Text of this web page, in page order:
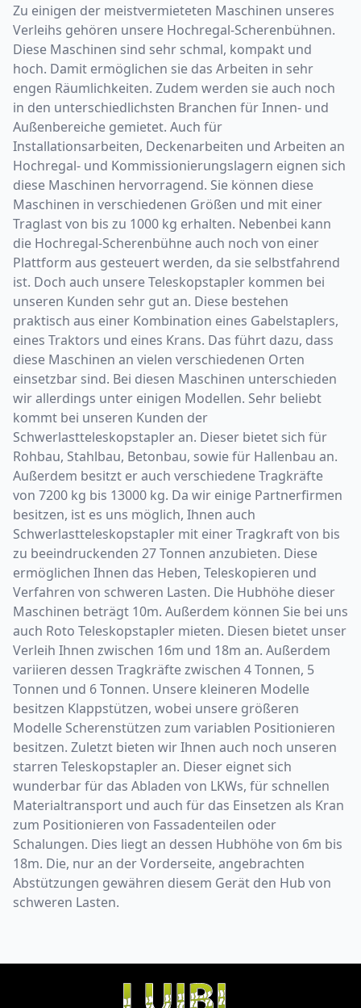
Zu einigen der meistvermieteten Maschinen unseres
Verleihs gehören unsere Hochregal-Scherenbühnen.
Diese Maschinen sind sehr schmal, kompakt und
hoch. Damit ermöglichen sie das Arbeiten in sehr
engen Räumlichkeiten. Zudem werden sie auch noch
in den unterschiedlichsten Branchen für Innen- und
Außenbereiche gemietet. Auch für
Installationsarbeiten, Deckenarbeiten und Arbeiten an
Hochregal- und Kommissionierungslagern eignen sich
diese Maschinen hervorragend. Sie können diese
Maschinen in verschiedenen Größen und mit einer
Traglast von bis zu 1000 kg erhalten. Nebenbei kann
die Hochregal-Scherenbühne auch noch von einer
Plattform aus gesteuert werden, da sie selbstfahrend
ist. Doch auch unsere Teleskopstapler kommen bei
unseren Kunden sehr gut an. Diese bestehen
praktisch aus einer Kombination eines Gabelstaplers,
eines Traktors und eines Krans. Das führt dazu, dass
diese Maschinen an vielen verschiedenen Orten
einsetzbar sind. Bei diesen Maschinen unterschieden
wir allerdings unter einigen Modellen. Sehr beliebt
kommt bei unseren Kunden der
Schwerlastteleskopstapler an. Dieser bietet sich für
Rohbau, Stahlbau, Betonbau, sowie für Hallenbau an.
Außerdem besitzt er auch verschiedene Tragkräfte
von 7200 kg bis 13000 kg. Da wir einige Partnerfirmen
besitzen, ist es uns möglich, Ihnen auch
Schwerlastteleskopstapler mit einer Tragkraft von bis
zu beeindruckenden 27 Tonnen anzubieten. Diese
ermöglichen Ihnen das Heben, Teleskopieren und
Verfahren von schweren Lasten. Die Hubhöhe dieser
Maschinen beträgt 10m. Außerdem können Sie bei uns
auch Roto Teleskopstapler mieten. Diesen bietet unser
Verleih Ihnen zwischen 16m und 18m an. Außerdem
variieren dessen Tragkräfte zwischen 4 Tonnen, 5
Tonnen und 6 Tonnen. Unsere kleineren Modelle
besitzen Klappstützen, wobei unsere größeren
Modelle Scherenstützen zum variablen Positionieren
besitzen. Zuletzt bieten wir Ihnen auch noch unseren
starren Teleskopstapler an. Dieser eignet sich
wunderbar für das Abladen von LKWs, für schnellen
Materialtransport und auch für das Einsetzen als Kran
zum Positionieren von Fassadenteilen oder
Schalungen. Dies liegt an dessen Hubhöhe von 6m bis
18m. Die, nur an der Vorderseite, angebrachten
Abstützungen gewähren diesem Gerät den Hub von
schweren Lasten.